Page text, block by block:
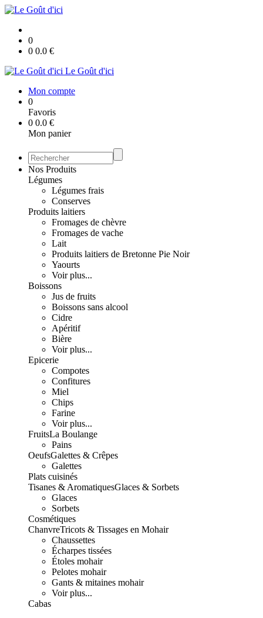
0
0 0.0 €
Le Goût d'ici
Mon compte
0
Favoris
0 0.0 €
Mon panier
Nos Produits
Légumes
Légumes frais
Conserves
Produits laitiers
Fromages de chèvre
Fromages de vache
Lait
Produits laitiers de Bretonne Pie Noir
Yaourts
Voir plus...
Boissons
Jus de fruits
Boissons sans alcool
Cidre
Apéritif
Bière
Voir plus...
Epicerie
Compotes
Confitures
Miel
Chips
Farine
Voir plus...
FruitsLa Boulange
Pains
OeufsGalettes & Crêpes
Galettes
Plats cuisinés
Tisanes & AromatiquesGlaces & Sorbets
Glaces
Sorbets
Cosmétiques
ChanvreTricots & Tissages en Mohair
Chaussettes
Écharpes tissées
Étoles mohair
Pelotes mohair
Gants & mitaines mohair
Voir plus...
Cabas